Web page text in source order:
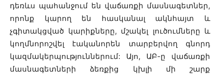
դեռևս պահանջում են վաճառքի մասնագետներ,
որոնք կարող են հասկանալ ակնհայտ և
չգիտակցված կարիքները, մշակել լուծումները և
կողմնորոշվել էականորեն տարբերվող գնորդ
կազմակերպություններում: Այո, ԱԲ-ը վաճառքի
մասնագետների ձեռքից կխլի մի շարք